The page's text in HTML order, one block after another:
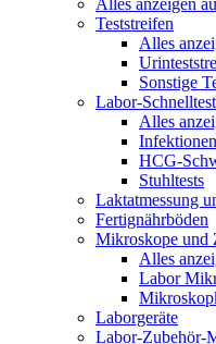
Alles anzeigen
Teststreifen
Alles
Sonstige
Labor-
Alles
HCG-
Stuhltests
Laktatmessung
Fertignährböden
Mikroskope und
Alles
Labor
Laborgeräte
Labor-Zubehör-